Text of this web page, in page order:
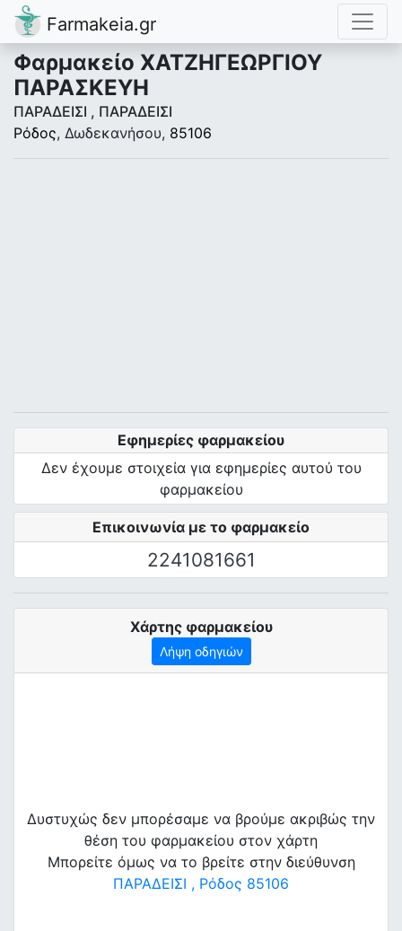
Farmakeia.gr
Φαρμακείο ΧΑΤΖΗΓΕΩΡΓΙΟΥ
ΠΑΡΑΣΚΕΥΗ
ΠΑΡΑΔΕΙΣΙ , ΠΑΡΑΔΕΙΣΙ
Ρόδος, Δωδεκανήσου, 85106
Επικοινωνία με το φαρμακείο
2241081661
Εφημερίες φαρμακείου
Δεν έχουμε στοιχεία για εφημερίες αυτού του
φαρμακείου
Χάρτης φαρμακείου
Λήψη οδηγιών
Δυστυχώς δεν μπορέσαμε να βρούμε ακριβώς την
θέση του φαρμακείου στον χάρτη
Μπορείτε όμως να το βρείτε στην διεύθυνση
ΠΑΡΑΔΕΙΣΙ , Ρόδος 85106